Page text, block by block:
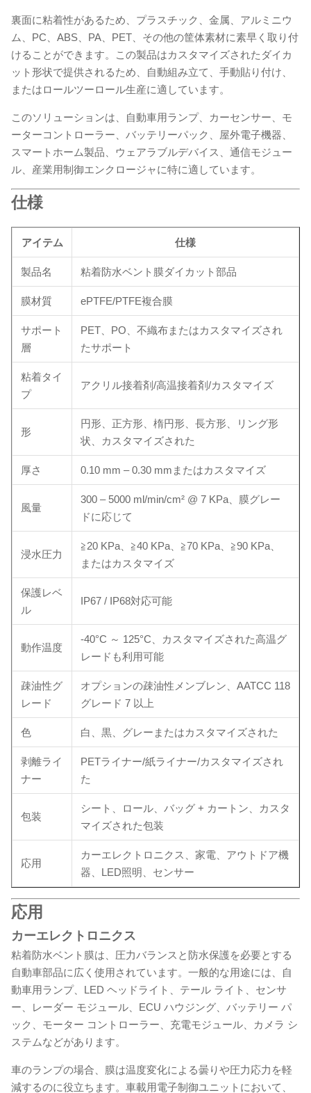
裏面に粘着性があるため、プラスチック、金属、アルミニウ
ム、PC、ABS、PA、PET、その他の筐体素材に素早く取り付
けることができます。この製品はカスタマイズされたダイカ
ット形状で提供されるため、自動組み立て、手動貼り付け、
またはロールツーロール生産に適しています。
このソリューションは、自動車用ランプ、カーセンサー、モ
ーターコントローラー、バッテリーパック、屋外電子機器、
スマートホーム製品、ウェアラブルデバイス、通信モジュー
ル、産業用制御エンクロージャに特に適しています。
仕様
アイテム 仕様
製品名 粘着防水ベント膜ダイカット部品
膜材質 ePTFE/PTFE複合膜
サポート
層
PET、PO、不織布またはカスタマイズされ
たサポート
粘着タイ
プ
アクリル接着剤/高温接着剤/カスタマイズ
形
円形、正方形、楕円形、長方形、リング形
状、カスタマイズされた
厚さ 0.10 mm – 0.30 mmまたはカスタマイズ
風量
300 – 5000 ml/min/cm² @ 7 KPa、膜グレー
ドに応じて
浸水圧力
≧20 KPa、≧40 KPa、≧70 KPa、≧90 KPa、
またはカスタマイズ
保護レベ
ル
IP67 / IP68対応可能
動作温度
-40°C ～ 125°C、カスタマイズされた高温グ
レードも利用可能
疎油性グ
レード
オプションの疎油性メンブレン、AATCC 118
グレード 7 以上
色 白、黒、グレーまたはカスタマイズされた
剥離ライ
ナー
PETライナー/紙ライナー/カスタマイズされ
た
包装
シート、ロール、バッグ + カートン、カスタ
マイズされた包装
応用
カーエレクトロニクス、家電、アウトドア機
器、LED照明、センサー
応用
カーエレクトロニクス
粘着防水ベント膜は、圧力バランスと防水保護を必要とする
自動車部品に広く使用されています。一般的な用途には、自
動車用ランプ、LED ヘッドライト、テール ライト、センサ
ー、レーダー モジュール、ECU ハウジング、バッテリー パ
ック、モーター コントローラー、充電モジュール、カメラ シ
ステムなどがあります。
車のランプの場合、膜は温度変化による曇りや圧力応力を軽
減するのに役立ちます。車載用電子制御ユニットにおいて、